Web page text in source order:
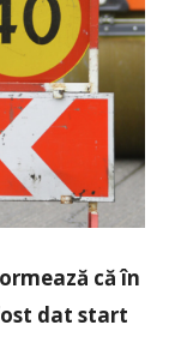
că în
dat start